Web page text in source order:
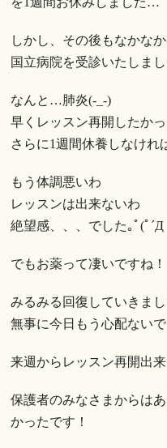
しかし、その後もなかな
国立病院を受診いたしまし
なんと…肺炎(-_-)
早くレッスン再開したか
さらに1週間休養しなけれ
もう体調悪いわ
レッスンは出来ないわ
絶望感、、、でした｡ﾟ(ﾟ´Д
でもお薬って凄いですね！
みるみる回復していきまし
無事に今日もう心配ない
来週からレッスン再開出
保護者のみなさまからは
かったです！